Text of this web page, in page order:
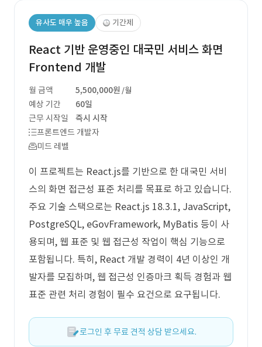
유사도 매우 높음 기간제
React 기반 운영중인 대국민 서비스 화면
Frontend 개발
월 금액 5,500,000원 /월
예상 기간
60일
근무 시작일
즉시 시작
프론트엔드 개발자
미드 레벨
이 프로젝트는 React.js를 기반으로 한 대국민 서비
스의 화면 접근성 표준 처리를 목표로 하고 있습니다.
주요 기술 스택으로는 React.js 18.3.1, JavaScript,
PostgreSQL, eGovFramework, MyBatis 등이 사
용되며, 웹 표준 및 웹 접근성 작업이 핵심 기능으로
포함됩니다. 특히, React 개발 경력이 4년 이상인 개
발자를 모집하며, 웹 접근성 인증마크 획득 경험과 웹
표준 관련 처리 경험이 필수 요건으로 요구됩니다.
로그인 후 무료 견적 상담 받으세요.